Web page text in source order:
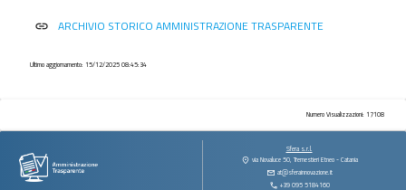
contributi
vantaggi
immobili
e
link ARCHIVIO STORICO AMMINISTRAZIONE TRASPARENTE
Ultimo aggiornamento: 15/12/2025 08:45:34
Numero Visualizzazioni: 17108
Sfera s.r.l.
via Novaluce 50, Tremestieri Etneo - Catania
at@sferainnovazione.it
+39 095 5184160